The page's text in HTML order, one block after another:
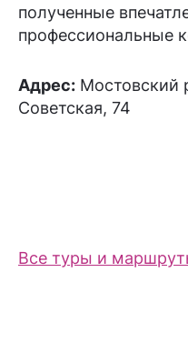
полученные
профессиональные
Адрес: Мостовский
Советская, 74
Все туры и